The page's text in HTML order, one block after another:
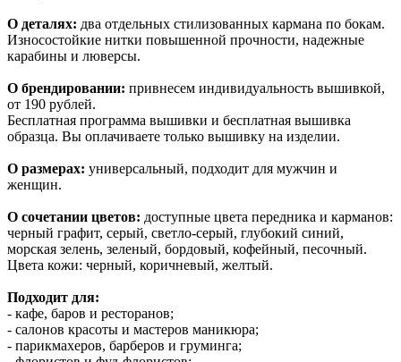
О деталях: два отдельных стилизованных кармана по бокам.
Износостойкие нитки повышенной прочности, надежные
карабины и люверсы.
О брендировании: привнесем индивидуальность вышивкой,
от 190 рублей.
Бесплатная программа вышивки и бесплатная вышивка
образца. Вы оплачиваете только вышивку на изделии.
О размерах: универсальный, подходит для мужчин и
женщин.
О сочетании цветов: доступные цвета передника и карманов:
черный графит, серый, светло-серый, глубокий синий,
морская зелень, зеленый, бордовый, кофейный, песочный.
Цвета кожи: черный, коричневый, желтый.
Подходит для:
- кафе, баров и ресторанов;
- салонов красоты и мастеров маникюра;
- парикмахеров, барберов и груминга;